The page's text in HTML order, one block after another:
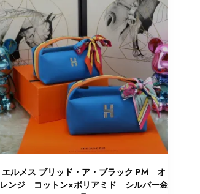
エルメス ブリッド・ア・ブラック PM オ
レンジ コットン×ポリアミド シルバー金